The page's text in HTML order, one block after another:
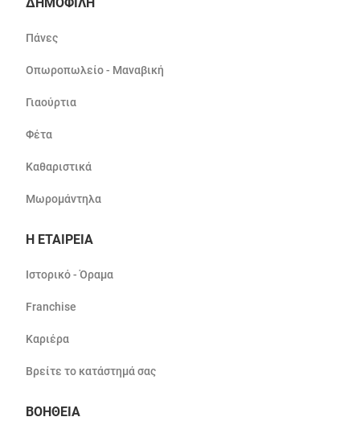
Πάνες
Οπωροπωλείο - Μαναβική
Γιαούρτια
Φέτα
Καθαριστικά
Μωρομάντηλα
Η ΕΤΑΙΡΕΙΑ
Ιστορικό - Όραμα
Franchise
Καριέρα
Βρείτε το κατάστημά σας
ΒΟΗΘΕΙΑ